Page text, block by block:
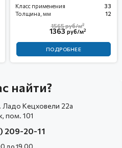
Класс применения
33
Толщина, мм
12
1363руб/м2
1565руб/м2
ПОДРОБНЕЕ
найти?
Ладо Кецховели 22а
пом. 101
209-20-11